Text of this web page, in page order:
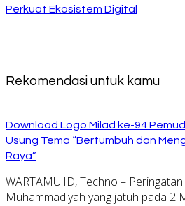
Perkuat Ekosistem Digital
Rekomendasi untuk kamu
Download Logo Milad ke-94
Usung Tema “Bertumbuh dan
Raya”
WARTAMU.ID, Techno –
Muhammadiyah yang jatuh pada 2